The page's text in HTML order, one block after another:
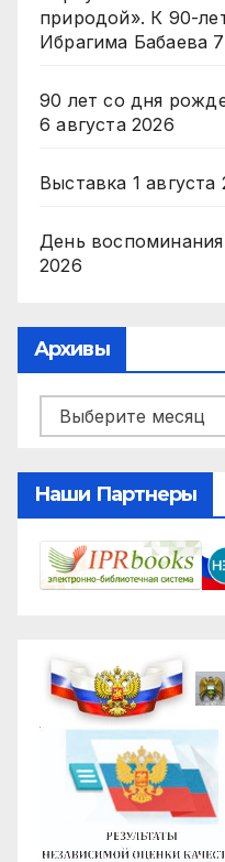
природой». К 90-
Ибрагима Бабаева
90 лет со дня
6 августа 2026
Выставка 1 августа
День
2026
Архивы
Архивы
Наши Партнеры